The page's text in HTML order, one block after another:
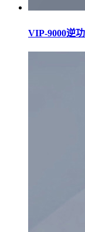
VIP-9000逆